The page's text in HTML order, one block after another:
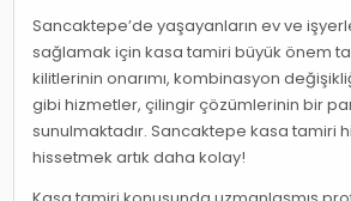
Sancaktepe’de yaşayanların ev ve
sağlamak için kasa tamiri büyük önem
kilitlerinin onarımı, kombinasyon
gibi hizmetler, çilingir çözümlerinin bir
sunulmaktadır. Sancaktepe kasa tamiri
hissetmek artık daha kolay!